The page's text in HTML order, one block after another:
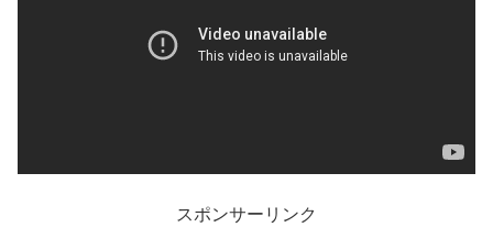
スポンサーリンク